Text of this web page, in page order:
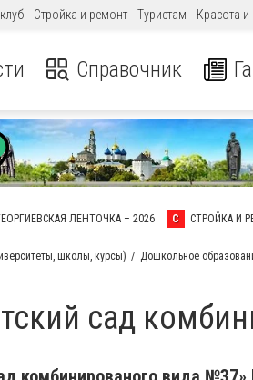
Стройка и ремонт Туристам Красота
Справочник
ЛЕНТОЧКА – 2026 С СТРОЙКА И
школы, курсы) Дошкольное
сад